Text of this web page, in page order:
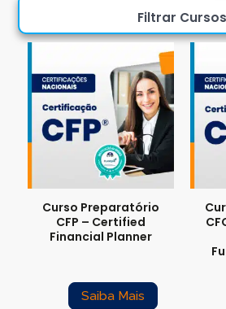
Sobre nós
Para empresas
MINHA
Filtrar Cursos
Curso Preparatório
CFP – Certified
Financial Planner
Saiba Mais